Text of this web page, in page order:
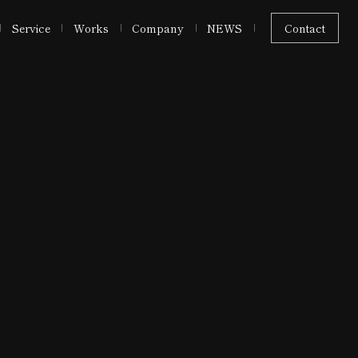
Service Works Company NEWS Contact